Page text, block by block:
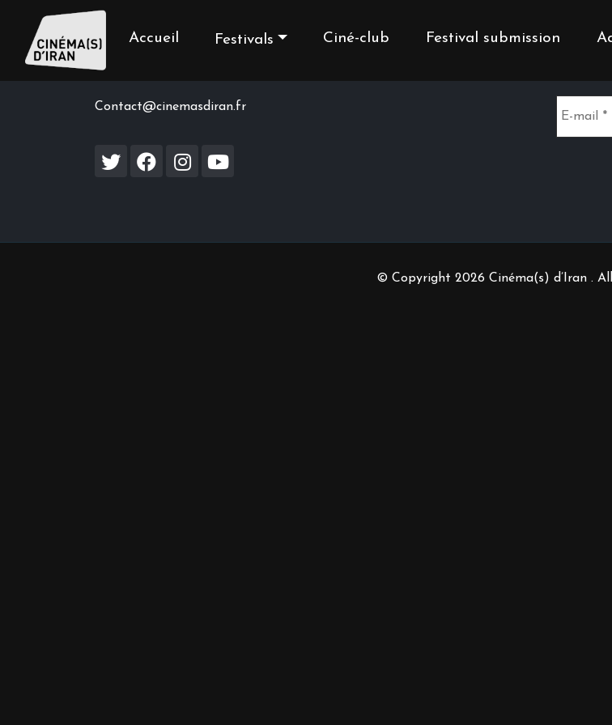
Accueil Festivals Ciné-club Festival submission
Contact us
Contact@cinemasdiran.fr
© Copyright 2026 Cinéma(s) d’Iran .